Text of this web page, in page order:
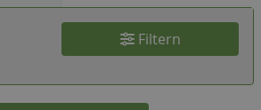
Filtern